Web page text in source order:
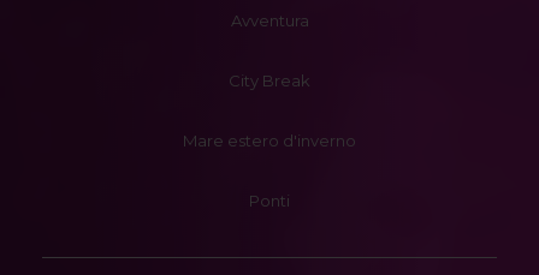
Avventura
City Break
Mare estero d'inverno
Ponti